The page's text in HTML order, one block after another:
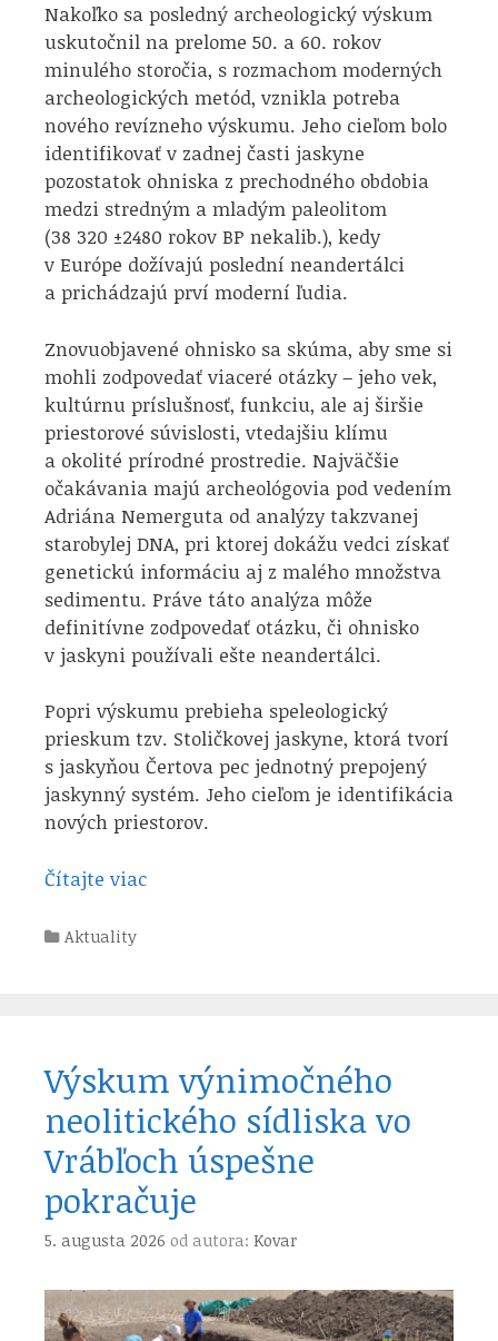
Nakoľko sa posledný archeologický výskum
uskutočnil na prelome 50. a 60. rokov
minulého storočia, s rozmachom moderných
archeologických metód, vznikla potreba
nového revízneho výskumu. Jeho cieľom bolo
identifikovať v zadnej časti jaskyne
pozostatok ohniska z prechodného obdobia
medzi stredným a mladým paleolitom
(38 320 ±2480 rokov BP nekalib.), kedy
v Európe dožívajú poslední neandertálci
a prichádzajú prví moderní ľudia.
Znovuobjavené ohnisko sa skúma, aby sme si
mohli zodpovedať viaceré otázky – jeho vek,
kultúrnu príslušnosť, funkciu, ale aj širšie
priestorové súvislosti, vtedajšiu klímu
a okolité prírodné prostredie. Najväčšie
očakávania majú archeológovia pod vedením
Adriána Nemerguta od analýzy takzvanej
starobylej DNA, pri ktorej dokážu vedci získať
genetickú informáciu aj z malého množstva
sedimentu. Práve táto analýza môže
definitívne zodpovedať otázku, či ohnisko
v jaskyni používali ešte neandertálci.
Popri výskumu prebieha speleologický
prieskum tzv. Stoličkovej jaskyne, ktorá tvorí
s jaskyňou Čertova pec jednotný prepojený
jaskynný systém. Jeho cieľom je identifikácia
nových priestorov.
Čítajte viac
Kategórie
Aktuality
Výskum výnimočného
neolitického sídliska vo
Vrábľoch úspešne
pokračuje
5. augusta 2026 od autora: Kovar